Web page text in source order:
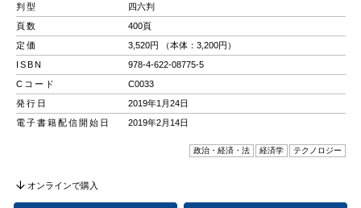
判型
四六判
頁数
400頁
定価
3,520円 （本体：3,200円）
ISBN
978-4-622-08775-5
Cコード
C0033
発行日
2019年1月24日
電子書籍配信開始日
2019年2月14日
政治・経済・法 経済学 テクノロジー
オンラインで購入